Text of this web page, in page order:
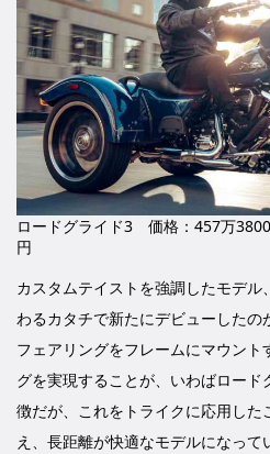
ロードグライド3 価格：457万
円
カスタムテイストを強調したモデル
わるカタチで新たにデビューしたの
フェアリングをフレームにマウン
グを実現することが、いわばロー
徴だが、これをトライクに応用した
え、長距離が快適なモデルになっ